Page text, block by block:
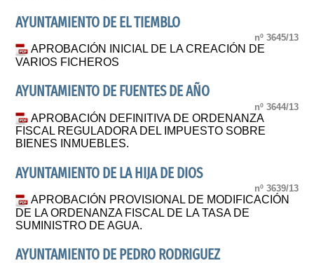
AYUNTAMIENTO DE EL TIEMBLO
nº 3645/13
APROBACIÓN INICIAL DE LA CREACIÓN DE
VARIOS FICHEROS
AYUNTAMIENTO DE FUENTES DE AÑO
nº 3644/13
APROBACIÓN DEFINITIVA DE ORDENANZA
FISCAL REGULADORA DEL IMPUESTO SOBRE
BIENES INMUEBLES.
AYUNTAMIENTO DE LA HIJA DE DIOS
nº 3639/13
APROBACIÓN PROVISIONAL DE MODIFICACIÓN
DE LA ORDENANZA FISCAL DE LA TASA DE
SUMINISTRO DE AGUA.
AYUNTAMIENTO DE PEDRO RODRIGUEZ